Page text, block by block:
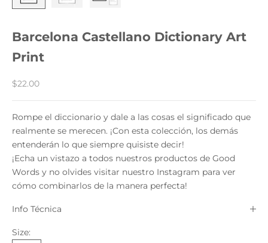
Barcelona Castellano Dictionary Art
Print
Precio de oferta
$22.00
Rompe el diccionario y dale a las cosas el significado que
realmente se merecen. ¡Con esta colección, los demás
entenderán lo que siempre quisiste decir!
¡Echa un vistazo a todos nuestros productos de Good
Words y no olvides visitar nuestro Instagram para ver
cómo combinarlos de la manera perfecta!
Info Técnica
Size: